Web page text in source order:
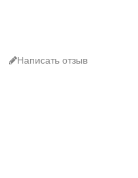
Написать отзыв